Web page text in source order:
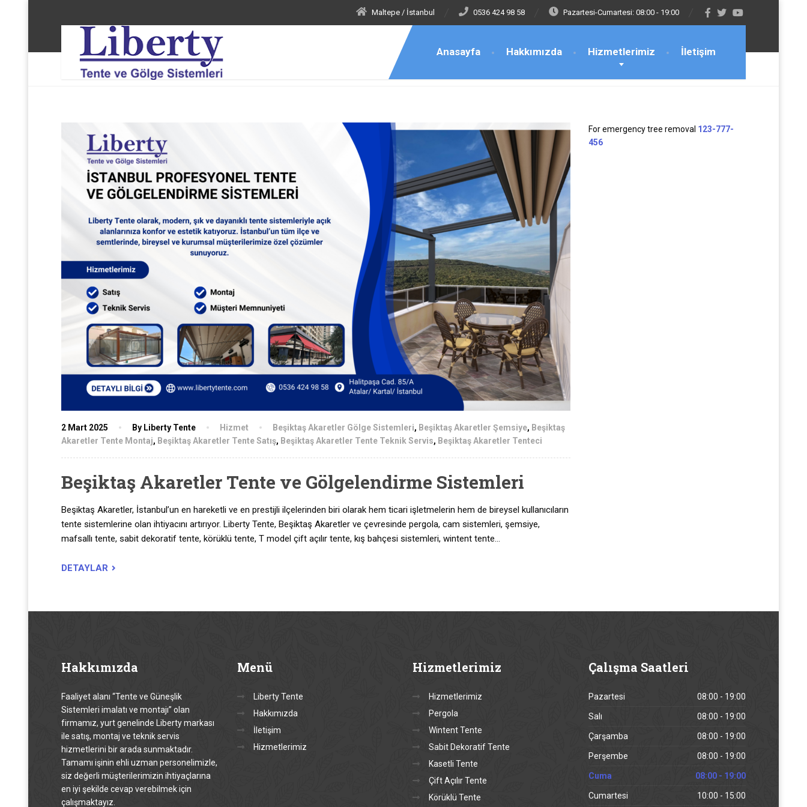
Maltepe / İstanbul 0536 424 98 58 Pazartesi-Cumartesi: 08:00 - 19:00
Anasayfa Hakkımızda Hizmetlerimiz İletişim
Liberty Tente ve Gölge Sistemleri Beşiktaş Akaretler Tente Teknik Servis
2 Mart 2025 By Liberty Tente Hizmet Beşiktaş Akaretler Gölge Sistemleri, Beşiktaş Akaretler Şemsiye, Beşiktaş
Akaretler Tente Montaj, Beşiktaş Akaretler Tente Satış, Beşiktaş Akaretler Tente Teknik Servis, Beşiktaş Akaretler Tenteci
Beşiktaş Akaretler Tente ve Gölgelendirme Sistemleri
Beşiktaş Akaretler, İstanbul’un en hareketli ve en prestijli ilçelerinden biri olarak hem ticari işletmelerin hem de bireysel kullanıcıların
tente sistemlerine olan ihtiyacını artırıyor. Liberty Tente, Beşiktaş Akaretler ve çevresinde pergola, cam sistemleri, şemsiye,
mafsallı tente, sabit dekoratif tente, körüklü tente, T model çift açılır tente, kış bahçesi sistemleri, wintent tente…
DETAYLAR
For emergency tree removal 123-777-
456
Hakkımızda
Faaliyet alanı “Tente ve Güneşlik
Sistemleri imalatı ve montajı” olan
firmamız, yurt genelinde Liberty markası
ile satış, montaj ve teknik servis
hizmetlerini bir arada sunmaktadır.
Tamamı işinin ehli uzman personelimizle,
siz değerli müşterilerimizin ihtiyaçlarına
en iyi şekilde cevap verebilmek için
çalışmaktayız.
Menü
Liberty Tente
Hakkımızda
İletişim
Hizmetlerimiz
Hizmetlerimiz
Hizmetlerimiz
Pergola
Wintent Tente
Sabit Dekoratif Tente
Kasetli Tente
Çift Açılır Tente
Körüklü Tente
Çalışma Saatleri
Pazartesi 08:00 - 19:00
Salı 08:00 - 19:00
Çarşamba 08:00 - 19:00
Perşembe 08:00 - 19:00
Cuma 08:00 - 19:00
Cumartesi 10:00 - 15:00